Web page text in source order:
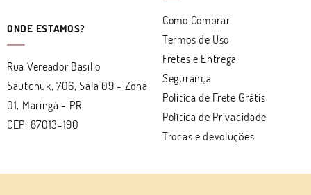
ONDE ESTAMOS?
Rua Vereador Basílio
Sautchuk, 706, Sala 09 - Zona
01, Maringá - PR
CEP: 87013-190
Como Comprar
Termos de Uso
Fretes e Entrega
Segurança
Politica de Frete Grátis
Política de Privacidade
Trocas e devoluções